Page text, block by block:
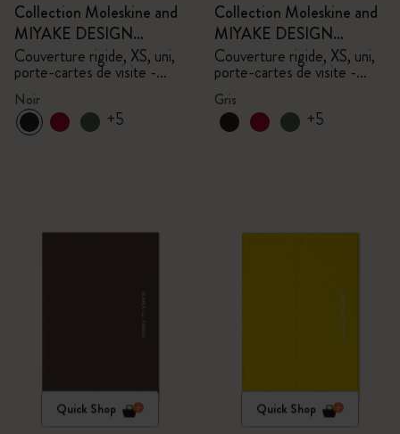
Collection Moleskine and
MIYAKE DESIGN
STUDIO en Édition
Limitée
Couverture rigide, XS, uni,
porte-cartes de visite -
avec boîte
Noir
+5
Collection Moleskine and
MIYAKE DESIGN
STUDIO en Édition
Limitée
Couverture rigide, XS, uni,
porte-cartes de visite -
avec boîte
Gris
+5
Quick Shop Quick Shop